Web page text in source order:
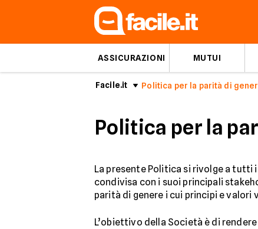
ASSICURAZIONI MUTUI
Facile.it Politica per la parità di
Politica per la
La presente Politica si rivolge a tutti
condivisa con i suoi principali
parità di genere i cui principi e
L’obiettivo della Società è di